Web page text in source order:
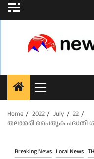
Skip
to
Primary
Menu
Home
2022 July
22
തലശേരി പൈതൃക പദ്ധതി
Breaking News Local News